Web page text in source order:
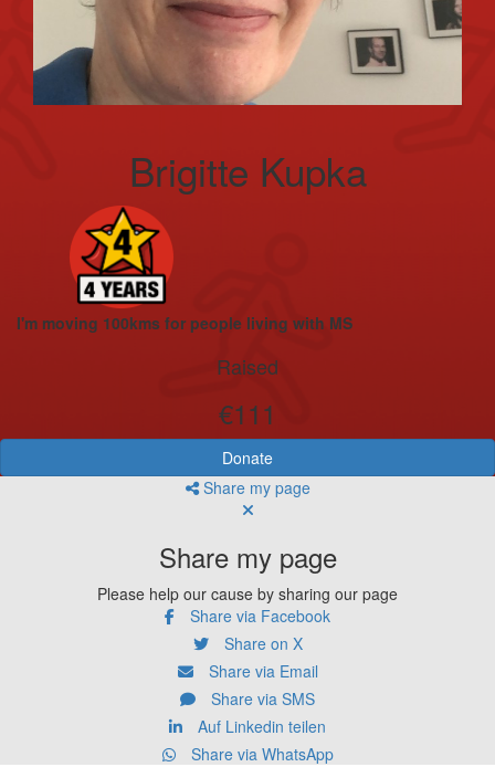
Brigitte Kupka
I'm moving 100kms for people living with MS
Raised
€111
Donate
Share my page
Share my page
Please help our cause by sharing our page
Share via Facebook
Share on X
Share via Email
Share via SMS
Auf Linkedin teilen
Share via WhatsApp